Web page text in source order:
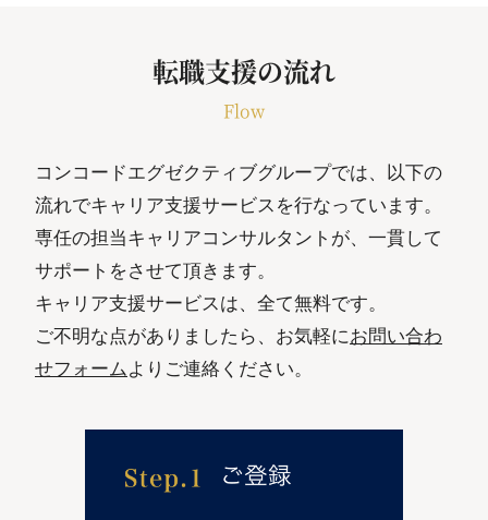
転職支援の流れ
Flow
コンコードエグゼクティブグループでは、以下の
流れでキャリア支援サービスを行なっています。
専任の担当キャリアコンサルタントが、一貫して
サポートをさせて頂きます。
キャリア支援サービスは、全て無料です。
ご不明な点がありましたら、お気軽にお問い合わ
せフォーム よりご連絡ください。